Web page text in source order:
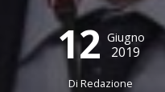
12 Giugno
2019
Di Redazione